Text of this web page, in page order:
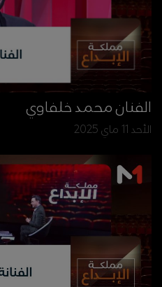
الفنان محمد خلفاوي
الأحد 11 ماي 2025